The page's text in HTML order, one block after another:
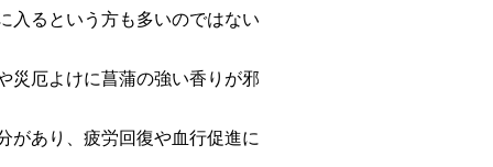
入るという方も多いのではない
災厄よけに菖蒲の強い香りが邪
があり、疲労回復や血行促進に